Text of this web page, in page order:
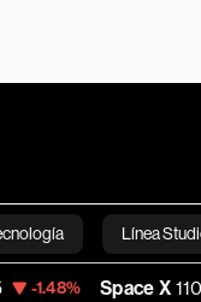
Línea
English
X 110.66 -12.17%